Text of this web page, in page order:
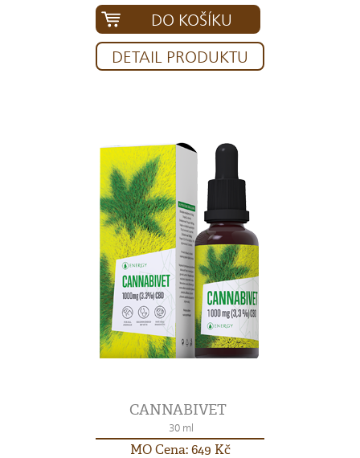
DO KOŠÍKU
DETAIL PRODUKTU
CANNABIVET
30 ml
MO Cena: 649 Kč